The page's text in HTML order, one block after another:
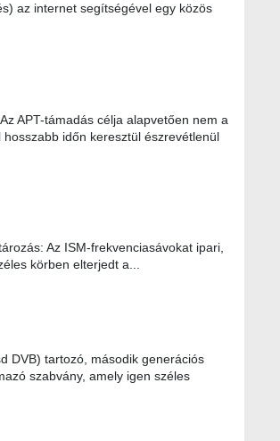
az internet segítségével egy közös
APT-támadás célja alapvetően nem a
időn keresztül észrevétlenül
Az ISM-frekvenciasávokat ipari,
körben elterjedt a...
DVB) tartozó, második generációs
szabvány, amely igen széles